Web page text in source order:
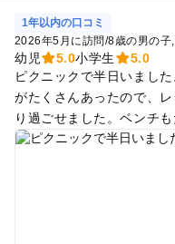
1年以内の口コミ
2026年5月に訪問/8歳の男の子
幼児 5.0小学生
5.0
ピクニックで半日いまし
がたくさんあったので、
り過ごせました。ベンチ
から大きい子まで幅広く